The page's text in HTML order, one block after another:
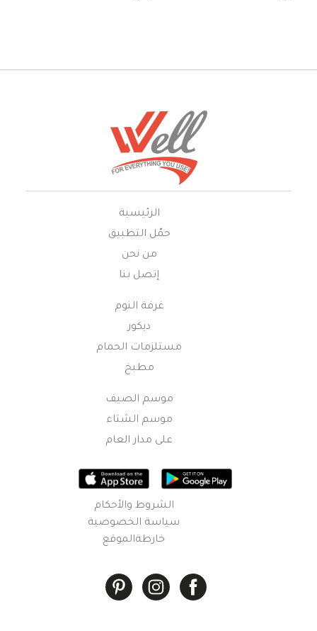
الرئيسية
حمّل التطبيق
من نحن
إتصل بنا
غرفة النوم
ديكور
مستلزمات الحمام
مطبخ
موسم الصيف
موسم الشتاء
على مدار العام
الشروط والأحكام
سياسة الخصوصية
خارطةالموقع